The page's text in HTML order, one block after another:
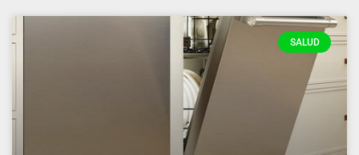
SALUD